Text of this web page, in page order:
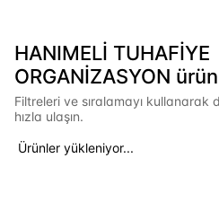
HANIMELİ TUHAFİYE
ORGANİZASYON
Filtreleri ve sıralamayı kullanarak
hızla ulaşın.
Ürünler yükleniyor...